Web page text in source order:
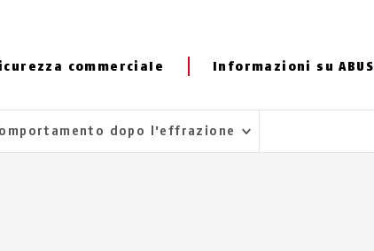
commerciale Informazioni su ABUS
dopo l'effrazione